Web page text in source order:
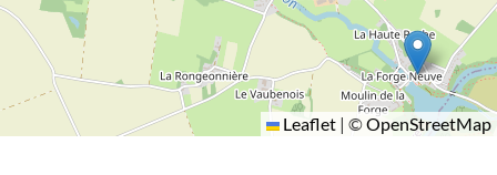
Leaflet | ©OpenStreetMap